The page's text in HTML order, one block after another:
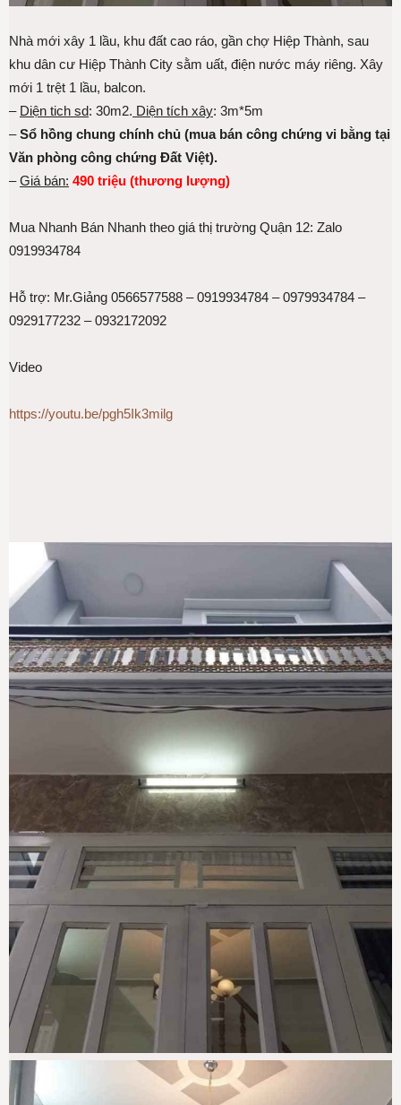
Nhà mới xây 1 lầu, khu đất cao ráo, gần chợ Hiệp Thành, sau
khu dân cư Hiệp Thành City sằm uất, điện nước máy riêng. Xây
mới 1 trệt 1 lầu, balcon.
– Diện tich sd: 30m2. Diện tích xây: 3m*5m
–Sổ hồng chung chính chủ (mua bán công chứng vi bằng tại
Văn phòng công chứng Đất Việt).
–Giá bán: 490 triệu (thương lượng)
Mua Nhanh Bán Nhanh theo giá thị trường Quận 12: Zalo
0919934784
Hỗ trợ: Mr.Giảng 0566577588 – 0919934784 – 0979934784 –
0929177232 – 0932172092
Video
https://youtu.be/pgh5Ik3milg